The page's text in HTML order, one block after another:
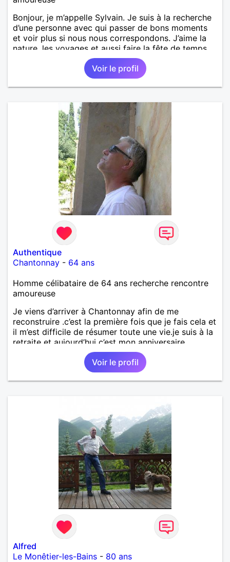
Bonjour, je m’appelle Sylvain. Je suis à la recherche
d’une personne avec qui passer de bons moments
et voir plus si nous nous correspondons. J’aime la
nature, les voyages et aussi faire la fête de temps
en temps ;-)Je suis papa d’un petit garçon de 7 ans
dont je m’occupe en garde alternée. J’aime à peu
près tous les styles de musique. (Oui je suis pas
trop fan de Jul). Je fais du sport pour garder la
pense en tout cas 😂)
Voir le profil
Authentique
Chantonnay - 64 ans
Homme célibataire de 64 ans recherche rencontre
amoureuse
Je viens d’arriver à Chantonnay afin de me
reconstruire .c’est la première fois que je fais cela et
il m’est difficile de résumer toute une vie.je suis à la
retraite et aujourd’hui c’est mon anniversaire
!J’aimerais rencontrer quelqu’un qui partage les
mêmes valeurs qui font de quelqu’un un être humain
Voir le profil
Alfred
Le Monêtier-les-Bains - 80 ans